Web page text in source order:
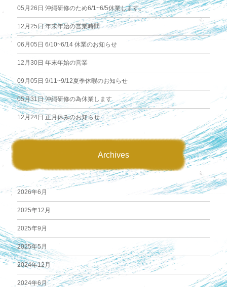
シ
ョ
ン
05月26日 沖縄研修のため6/1~6/5休業します。
12月25日年末年始の営業時間
06月05日 6/10~6/14 休業のお知らせ
12月30日 年末年始の営業
09月05日 9/11~9/12夏季休暇のお知らせ
05月31日沖縄研修の為休業します
12月24日正月休みのお知らせ
Archives
2026年6月
2025年12月
2025年9月
2025年5月
2024年12月
2024年6月